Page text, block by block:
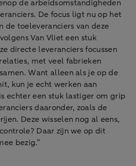
de arbeidsomstandigheden
De focus ligt nu op het
de toeleveranciers van deze
Van Vliet een stuk
directe leveranciers focussen
met veel fabrieken
Want alleen als je op de
kun je echt werken aan
echter een stuk lastiger om grip
daaronder, zoals de
Deze wisselen nog al eens,
Daar zijn we op dit
bezig.”